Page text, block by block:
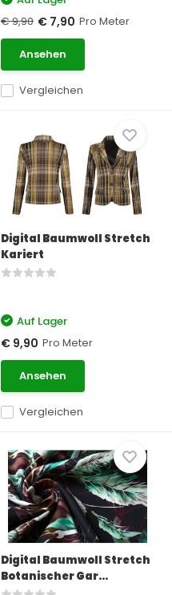
Vergleichen
€ 9,90 € 7,90 Pro Meter
Ansehen
Digital Baumwoll Stretch
Kariert
Vergleichen
Auf Lager
€ 9,90 Pro Meter
Ansehen
Digital Baumwoll Stretch
Botanischer Gar...